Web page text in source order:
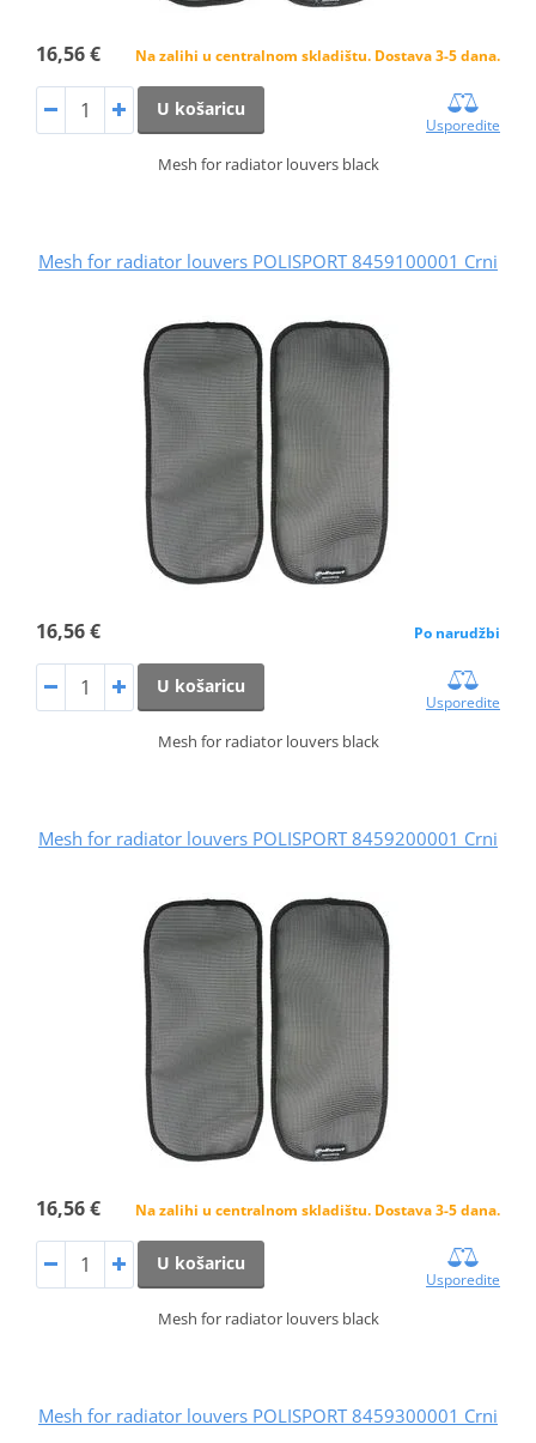
16,56 € Na zalihi u centralnom skladištu. Dostava 3-5 dana.
U košaricu
Usporedite
Mesh for radiator louvers black
Mesh for radiator louvers POLISPORT 8459100001 Crni
16,56 € Po narudžbi
U košaricu
Usporedite
Mesh for radiator louvers black
Mesh for radiator louvers POLISPORT 8459200001 Crni
16,56 € Na zalihi u centralnom skladištu. Dostava 3-5 dana.
U košaricu
Usporedite
Mesh for radiator louvers black
Mesh for radiator louvers POLISPORT 8459300001 Crni